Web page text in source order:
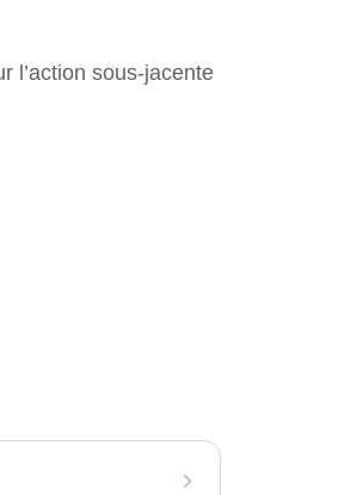
l’action sous-jacente